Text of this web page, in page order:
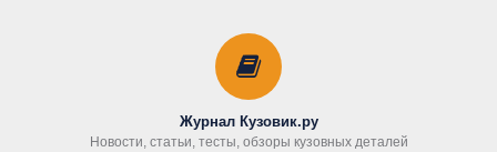
Журнал Кузовик.ру
Новости, статьи, тесты, обзоры кузовных деталей